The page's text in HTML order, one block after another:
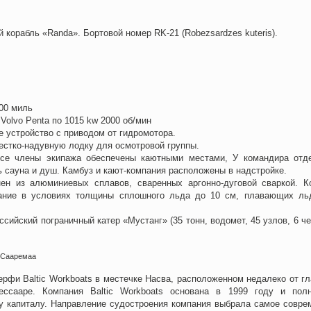
корабль «Randa». Бортовой номер RK-21 (Robezsardzes kuteris).
миль
Penta по 1015 kw 2000 об/мин
c приводом от гидромотора.
надувную лодку для осмотровой группы.
члены экипажа обеспечены каютными местами, У командира
и душ. Камбуз и кают-компания расположены в надстройке.
из алюминиевых сплавов, сваренных аргонно-дуговой сваркой.
в условиях толщины сплошного льда до 10 см, плавающих
пограничный катер «Мустанг» (35 тонн, водомет, 45 узлов, 6
Сааремаа
Baltic Workboats в местечке Насва, расположенном недалеко от
Компания Baltic Workboats основана в 1999 году и
капиталу. Направление судостроения компания выбрала самое